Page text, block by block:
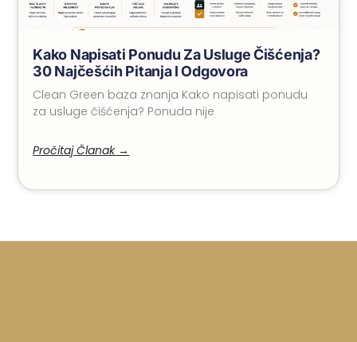
Kako Napisati Ponudu Za Usluge Čišćenja?
30 Najčešćih Pitanja I Odgovora
Clean Green baza znanja Kako napisati ponudu
za usluge čišćenja? Ponuda nije
Pročitaj Članak →